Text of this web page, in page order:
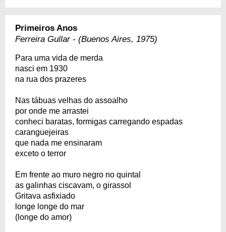
Primeiros Anos
Ferreira Gullar - (Buenos Aires, 1975)
Para uma vida de merda
nasci em 1930
na rua dos prazeres
Nas tábuas velhas do assoalho
por onde me arrastei
conheci baratas, formigas carregando espadas
caranguejeiras
que nada me ensinaram
exceto o terror
Em frente ao muro negro no quintal
as galinhas ciscavam, o girassol
Gritava asfixiado
longe longe do mar
(longe do amor)